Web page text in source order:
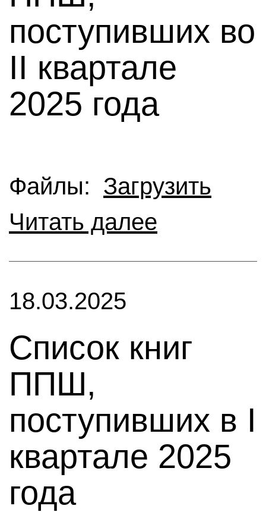
поступивших во
II квартале
2025 года
Файлы: Загрузить
Читать далее
18.03.2025
Список книг
ППШ,
поступивших в I
квартале 2025
года